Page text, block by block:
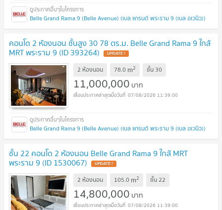
Belle Grand Rama 9 (Belle Avenue) (เบล แกรนด์ พระราม 9 (เบล อเวนิว))
คอนโด 2 ห้องนอน ชั้นสูง 30 78 ตร.ม. Belle Grand Rama 9 ใกล้
MRT พระราม 9 (ID 393264) UPDATE !
2 ห้องนอน 78.0 m2 ชั้น 30
11,000,000 บาท
07/08/2026 11:39:00
Belle Grand Rama 9 (Belle Avenue) (เบล แกรนด์ พระราม 9 (เบล อเวนิว))
ชั้น 22 คอนโด 2 ห้องนอน Belle Grand Rama 9 ใกล้ MRT
พระราม 9 (ID 1530067) UPDATE !
2 ห้องนอน 105.0 m2 ชั้น22
14,800,000 บาท
07/08/2026 11:39:00